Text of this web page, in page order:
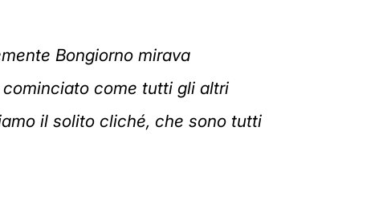
Bongiorno mirava
cominciato come tutti gli altri
il solito cliché, che sono tutti